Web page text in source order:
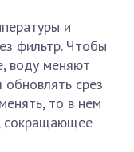
и
фильтр. Чтобы
воду меняют
срез
то в нем
сокращающее